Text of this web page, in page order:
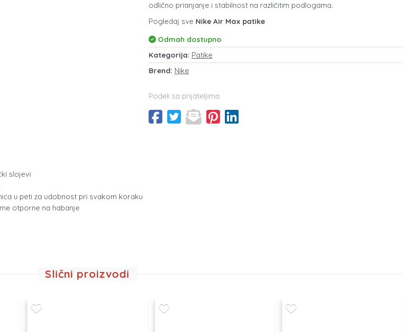
odlično prianjanje i stabilnost na različitim podlogama.
Pogledaj sve Nike Air Max patike
Odmah dostupno
Kategorija: Patike
Brend: Nike
Podeli sa prijateljima
slojevi
u peti za udobnost pri svakom koraku
otporne na habanje
Slični proizvodi